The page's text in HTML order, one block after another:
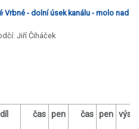
Vrbné - dolní úsek kanálu - molo nad
Jiří Čiháček
čas pen čas pen